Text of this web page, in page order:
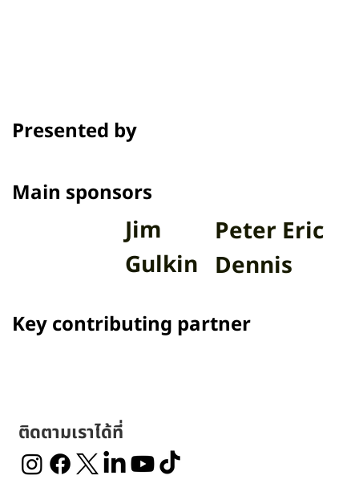
Presented by
Main sponsors
Peter Eric
Dennis
Jim
Gulkin
Key contributing partner
ติดตามเราได้ที่